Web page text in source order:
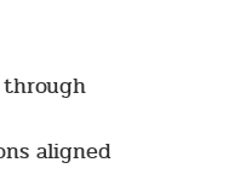
through
aligned